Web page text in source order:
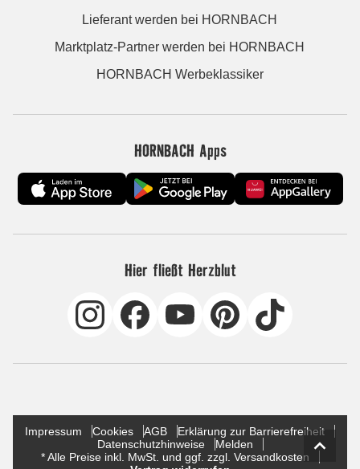
Lieferant werden bei HORNBACH
Marktplatz-Partner werden bei HORNBACH
HORNBACH Werbeklassiker
HORNBACH Apps
Hier fließt Herzblut
Impressum Cookies AGB
Erklärung zur Barrierefreiheit
Datenschutzhinweise
Melden
* Alle Preise inkl. MwSt. und ggf. zzgl. Versandkosten